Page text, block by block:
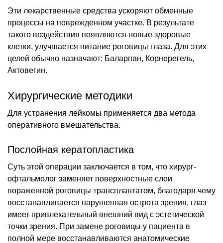
Эти лекарственные средства ускоряют обменные
процессы на поврежденном участке. В результате
такого воздействия появляются новые здоровые
клетки, улучшается питание роговицы глаза. Для этих
целей обычно назначают: Баларпан, Корнерегель,
Актовегин.
Хирургические методики
Для устранения лейкомы применяется два метода
оперативного вмешательства.
Послойная кератопластика
Суть этой операции заключается в том, что хирург-
офтальмолог заменяет поверхностные слои
пораженной роговицы трансплантатом, благодаря чему
восстанавливается нарушенная острота зрения, глаз
имеет привлекательный внешний вид с эстетической
точки зрения. При замене роговицы у пациента в
полной мере восстанавливаются анатомические